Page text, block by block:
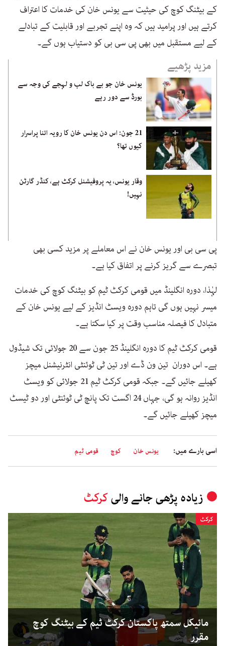
کے بیٹنگ کوچ کی حیثیت سے یونس خان کی خدمات کا اعتراف
کرتے ہیں اور پرامید ہیں کہ وہ اپنے تجربے اور قابلیت کے تبادلے
کے لیے مستقبل میں بھی پی سی بی کو دستیاب ہوں گے۔
مزید پڑھیے
یونس خان جو بے باک لب و لہجے کی وجہ سے
بورڈ سے دور رہے
21 جون: اس دن یونس خان کا رویہ اتنا پراسرار
کیوں تھا؟
وقار یونس، یہ پروفیشنل کرکٹ ہے، کنڈر گارٹن
نہیں!
پی سی بی اور یونس خان نے اس معاملے پر مزید کسی بھی
تبصرے سے گریز کرنے پر اتفاق کیا ہے۔
لہٰذا، دورہ انگلینڈ میں قومی کرکٹ ٹیم کو بیٹنگ کوچ کی خدمات
میسر نہیں ہوں گی تاہم دورہ ویسٹ انڈیز کے لیے یونس خان کے
متبادل کا فیصلہ مناسب وقت پر کیا سکتا ہے۔
قومی کرکٹ ٹیم کا دورہ انگلینڈ 25 جون سے 20 جولائی تک شیڈول
ہے۔ اس دوران تین ون ڈے اور تین ٹی ٹوئنٹی انٹرنیشنل میچز
کھیلے جائیں گے۔ جبکہ قومی کرکٹ ٹیم 21 جولائی کو ویسٹ
انڈیز روانہ ہو گی، جہاں 24 اگست تک پانچ ٹی ٹوئنٹی اور دو ٹیسٹ
میچز کھیلے جائیں گے۔
اسی بارے میں: یونس خان کوچ قومی ٹیم
زیادہ پڑھی جانے والیکرکٹ
کرکٹ
مائیکل سمتھ پاکستان کرکٹ ٹیم کے بیٹنگ کوچ
مقرر